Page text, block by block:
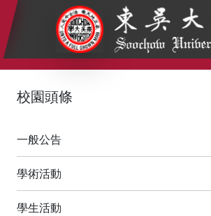
:::
校園頭條
一般公告
學術活動
學生活動